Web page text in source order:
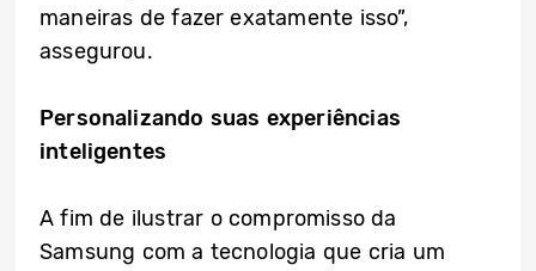
maneiras de fazer exatamente isso”,
assegurou.
Personalizando suas experiências
inteligentes
A fim de ilustrar o compromisso da
Samsung com a tecnologia que cria um